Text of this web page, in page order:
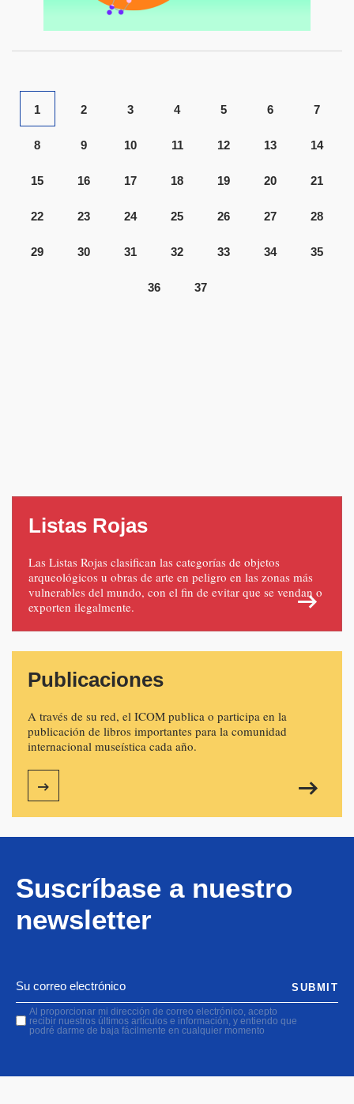
1 2 3 4 5 6 7
8 9 10 11 12 13 14
15 16 17 18 19 20 21
22 23 24 25 26 27 28
29 30 31 32 33 34 35
36 37
Listas Rojas
Las Listas Rojas clasifican las categorías de objetos
arqueológicos u obras de arte en peligro en las zonas más
vulnerables del mundo, con el fin de evitar que se vendan o
exporten ilegalmente.
Publicaciones
A través de su red, el ICOM publica o participa en la
publicación de libros importantes para la comunidad
internacional museística cada año.
Suscríbase a nuestro
newsletter
Al proporcionar mi dirección de correo electrónico, acepto
recibir nuestros últimos artículos e información, y entiendo que
podré darme de baja fácilmente en cualquier momento
SUBMIT